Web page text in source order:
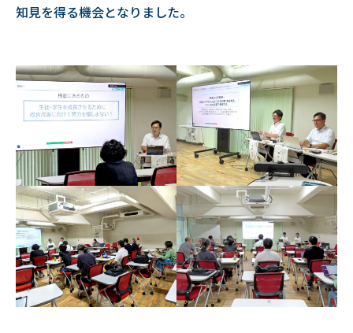
知見を得る機会となりました。